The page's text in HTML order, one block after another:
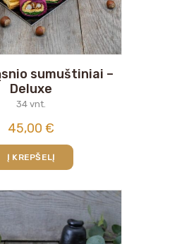
sumuštiniai –
Deluxe
34 vnt.
45,00 €
Į KREPŠELĮ